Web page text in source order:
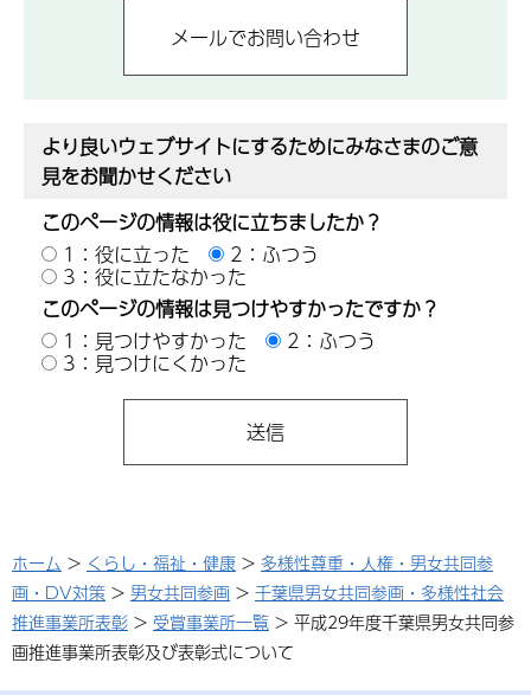
より良いウェブサイトにするためにみなさまのご意
見をお聞かせください
このページの情報は役に立ちましたか？
1：役に立った
2：ふつう
3：役に立たなかった
このページの情報は見つけやすかったですか？
1：見つけやすかった
2：ふつう
3：見つけにくかった
ホーム > くらし・福祉・健康 > 多様性尊重・人権・男女共同参
画・DV対策 > 男女共同参画 > 千葉県男女共同参画・多様性社会
推進事業所表彰 > 受賞事業所一覧 > 平成29年度千葉県男女共同参
画推進事業所表彰及び表彰式について